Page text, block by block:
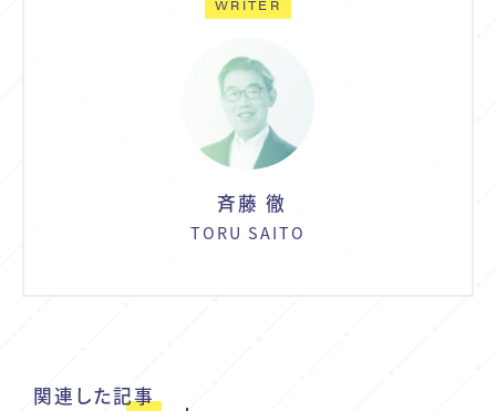
WRITER
斉藤 徹
TORU SAITO
関連した記事